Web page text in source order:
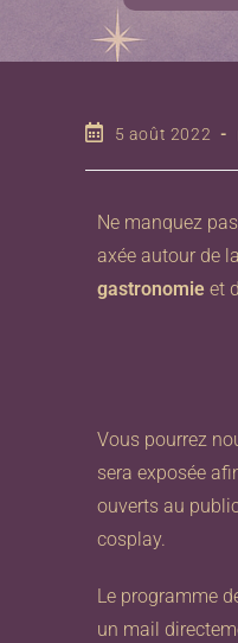
5 août 2022
Ne manquez
axée autour de la
gastronomie et
Vous pourrez
sera exposée
ouverts au
cosplay.
Le programme
un mail